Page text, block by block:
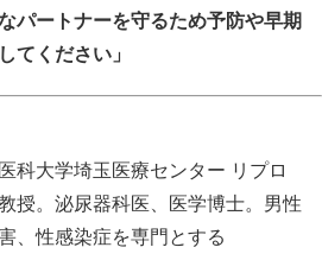
パートナーを守るため予防や早期
てください」
大学埼玉医療センター リプロ
授。泌尿器科医、医学博士。男性
、性感染症を専門とする